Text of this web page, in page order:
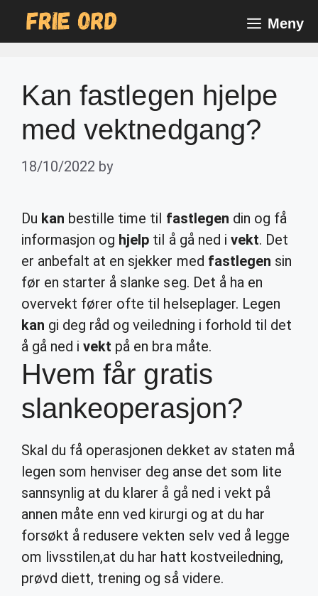
Meny
Kan fastlegen hjelpe
med vektnedgang?
18/10/2022 by
Du kan bestille time til fastlegen din og få
informasjon og hjelp til å gå ned i vekt. Det
er anbefalt at en sjekker med fastlegen sin
før en starter å slanke seg. Det å ha en
overvekt fører ofte til helseplager. Legen
kan gi deg råd og veiledning i forhold til det
å gå ned ivekt på en bra måte.
Hvem får gratis
slankeoperasjon?
Skal du få operasjonen dekket av staten må
legen som henviser deg anse det som lite
sannsynlig at du klarer å gå ned i vekt på
annen måte enn ved kirurgi og at du har
forsøkt å redusere vekten selv ved å legge
om livsstilen,at du har hatt kostveiledning,
prøvd diett, trening og så videre.